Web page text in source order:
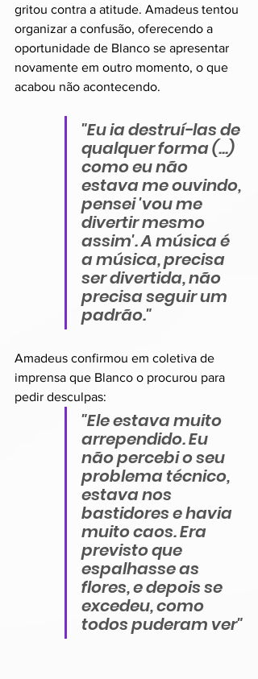
gritou contra a atitude. Amadeus tentou
organizar a confusão, oferecendo a
oportunidade de Blanco se apresentar
novamente em outro momento, o que
acabou não acontecendo.
"Eu ia destruí-las de
qualquer forma (...)
como eu não
estava me ouvindo,
pensei 'vou me
divertir mesmo
assim'. A música é
a música, precisa
ser divertida, não
precisa seguir um
padrão."
Amadeus confirmou em coletiva de
imprensa que Blanco o procurou para
pedir desculpas:
"Ele estava muito
arrependido. Eu
não percebi o seu
problema técnico,
estava nos
bastidores e havia
muito caos. Era
previsto que
espalhasse as
flores, e depois se
excedeu, como
todos puderam ver"